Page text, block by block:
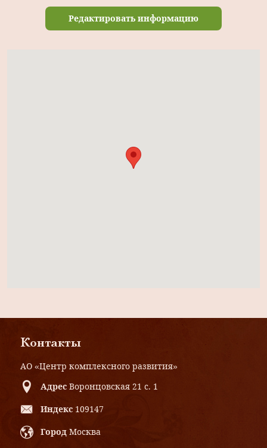
Редактировать информацию
Контакты
АО «Центр комплексного развития»
Адрес Воронцовская 21 с. 1
Индекс 109147
Город Москва